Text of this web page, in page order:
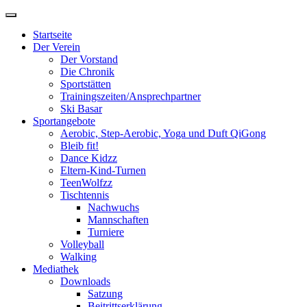
Zum
springenStartseite
Der Verein
Der Vorstand
Die Chronik
Sportstätten
Trainingszeiten/Ansprechpartner
Ski Basar
Sportangebote
Aerobic, Step-Aerobic, Yoga und Duft QiGong
Bleib fit!
Dance Kidzz
Eltern-Kind-Turnen
TeenWolfzz
Tischtennis
Nachwuchs
Mannschaften
Turniere
Volleyball
Walking
Mediathek
Downloads
Satzung